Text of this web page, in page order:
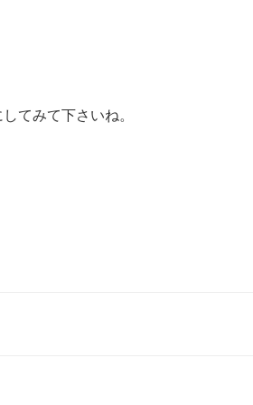
てみて下さいね。